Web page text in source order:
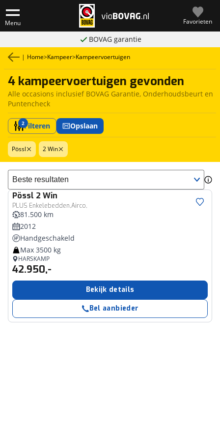
Menu Favorieten
BOVAG garantie
| Home>Kampeer>Kampeervoertuigen
4 kampeervoertuigen gevonden
Alle occasions inclusief BOVAG Garantie, Onderhoudsbeurt en
Puntencheck
2Filteren Opslaan
Pössl 2 Win
Sorteer resultaten
Pössl 2 Win
PLUS Enkelebedden,Airco,
81.500 km
2012
Handgeschakeld
Max 3500 kg
HARSKAMP
42.950,-
Bekijk details
Bel aanbieder